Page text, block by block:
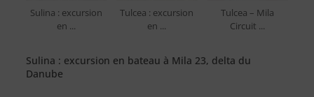
Sulina : excursion
en ...
Tulcea : excursion
en ...
Tulcea – Mila
Circuit ...
Sulina : excursion en bateau à Mila 23, delta du
Danube